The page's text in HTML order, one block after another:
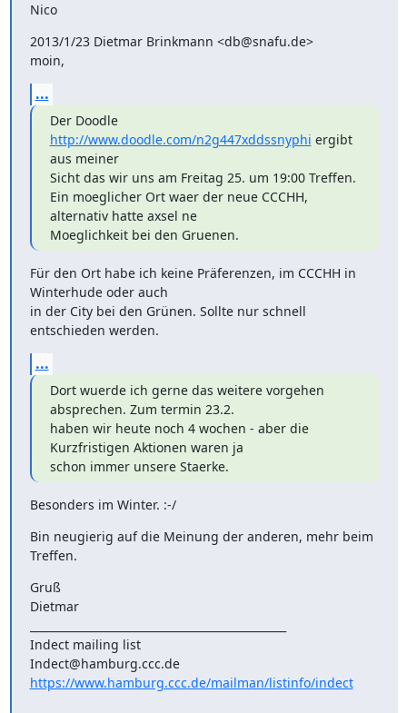
Nico
2013/1/23 Dietmar Brinkmann <db@snafu.de>
moin,
...
Der Doodle
http://www.doodle.com/n2g447xddssnyphi ergibt
aus meiner
Sicht das wir uns am Freitag 25. um 19:00 Treffen.
Ein moeglicher Ort waer der neue CCCHH,
alternativ hatte axsel ne
Moeglichkeit bei den Gruenen.
Für den Ort habe ich keine Präferenzen, im CCCHH in
Winterhude oder auch
in der City bei den Grünen. Sollte nur schnell
entschieden werden.
...
Dort wuerde ich gerne das weitere vorgehen
absprechen. Zum termin 23.2.
haben wir heute noch 4 wochen - aber die
Kurzfristigen Aktionen waren ja
schon immer unsere Staerke.
Besonders im Winter. :-/
Bin neugierig auf die Meinung der anderen, mehr beim
Treffen.
Gruß
Dietmar
Indect mailing list
Indect@hamburg.ccc.de
https://www.hamburg.ccc.de/mailman/listinfo/indect